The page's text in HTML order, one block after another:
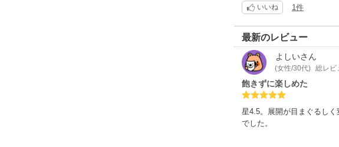
いいね 1件
最新のレビュー
よしいさん
(女性/30代) 総レビ
飽きずに楽しめた
星4.5。展開が目まぐるし
でした。